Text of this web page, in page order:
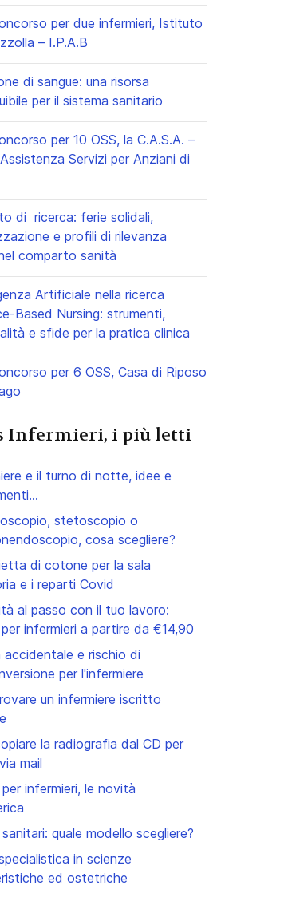
per due infermieri, Istituto
– I.P.A.B
di sangue: una risorsa
per il sistema sanitario
per 10 OSS, la C.A.S.A. –
Servizi per Anziani di
di ricerca: ferie solidali,
e profili di rilevanza
comparto sanità
Artificiale nella ricerca
Based Nursing: strumenti,
e sfide per la pratica clinica
per 6 OSS, Casa di Riposo
Infermieri, i più letti
e il turno di notte, idee e
stetoscopio o
cosa scegliere?
di cotone per la sala
e i reparti Covid
al passo con il tuo lavoro:
infermieri a partire da €14,90
accidentale e rischio di
per l'infermiere
un infermiere iscritto
la radiografia dal CD per
mail
infermieri, le novità
quale modello scegliere?
in scienze
ed ostetriche